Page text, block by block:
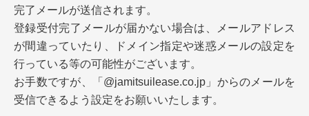
移転・リニューアル支援
分院・サテライト展開支援
サポート担当について
運営会社について
開業のメリット・デメリット
開業までの流れについて
開業に必要な費用について
開業までの全体スケジュール
開業の種類
新規開業支援
クリニックの承継・受継ぎ
支援事例
お知らせ
完了メールが送信されます。
登録受付完了メールが届かない場合は、メールアドレス
が間違っていたり、ドメイン指定や迷惑メールの設定を
行っている等の可能性がございます。
お手数ですが、「@jamitsuilease.co.jp」からのメールを
受信できるよう設定をお願いいたします。